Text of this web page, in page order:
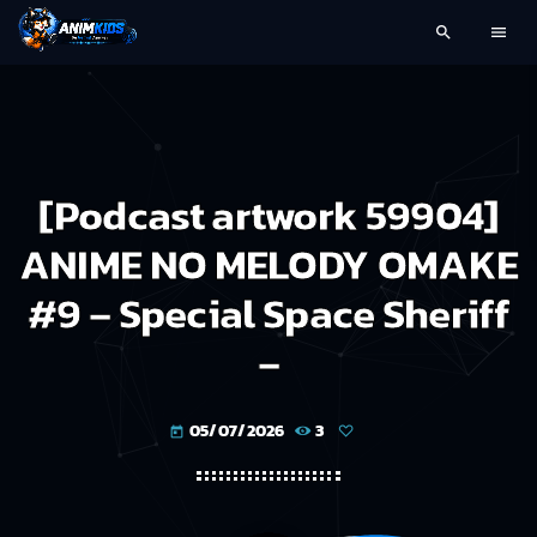
search menu
[Podcast artwork 59904]
ANIME NO MELODY OMAKE
#9 – Special Space Sheriff
–
today 05/07/2026 3